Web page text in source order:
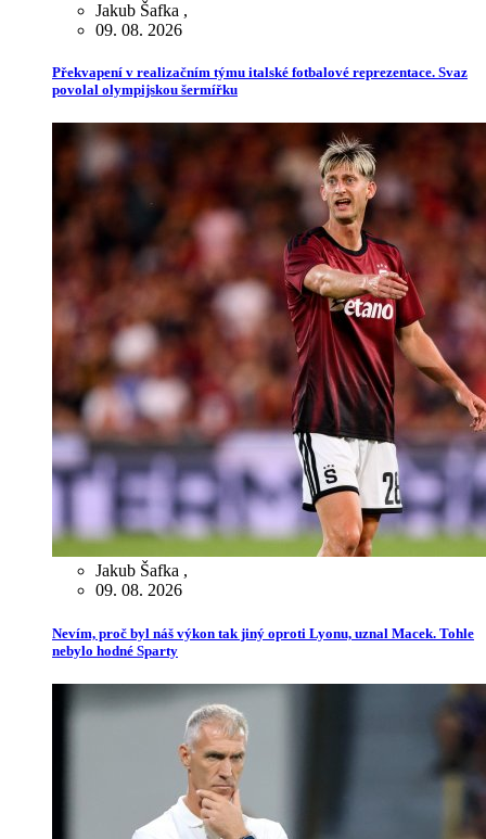
Jakub Šafka ,
09. 08. 2026
Překvapení v realizačním týmu italské fotbalové reprezentace. Svaz
povolal olympijskou šermířku
Jakub Šafka ,
09. 08. 2026
Nevím, proč byl náš výkon tak jiný oproti Lyonu, uznal Macek. Tohle
nebylo hodné Sparty